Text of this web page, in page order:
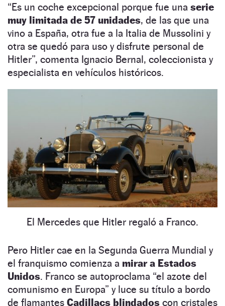
“Es un coche excepcional porque fue una serie
muy limitada de 57 unidades, de las que una
vino a España, otra fue a la Italia de Mussolini y
otra se quedó para uso y disfrute personal de
Hitler”, comenta Ignacio Bernal, coleccionista y
especialista en vehículos históricos.
El Mercedes que Hitler regaló a Franco.
Pero Hitler cae en la Segunda Guerra Mundial y
el franquismo comienza a mirar a Estados
Unidos. Franco se autoproclama “el azote del
comunismo en Europa” y luce su título a bordo
de flamantes Cadillacs blindados con cristales